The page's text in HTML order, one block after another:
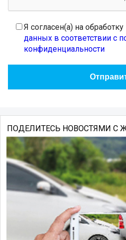
Я согласен(а) на обработку
данных в соответствии с
конфиденциальности
ПОДЕЛИТЕСЬ НОВОСТЯМИ С